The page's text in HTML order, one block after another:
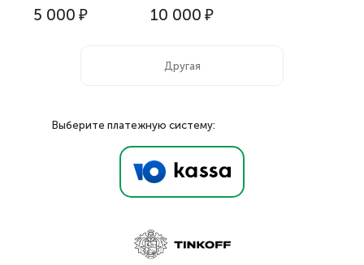
5 000 ₽ 10 000 ₽
Выберите платежную систему: